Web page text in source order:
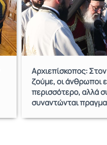
Αρχιεπίσκοπος:
ζούμε, οι άνθρωποι
περισσότερο, αλλά
συναντώνται